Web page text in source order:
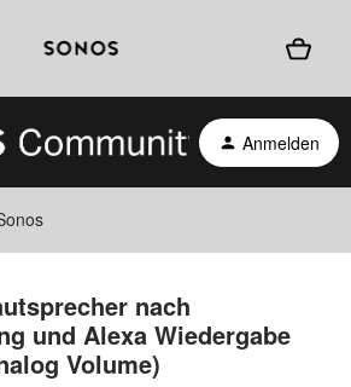
Anmelden
nach
und Alexa Wiedergabe
Volume)